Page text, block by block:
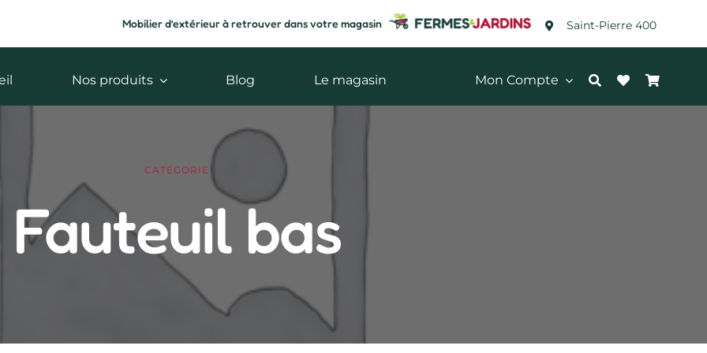
Mobilier d’extérieur à retrouver dans votre magasin Saint-Pierre 400
Nos produits Blog Le magasin Mon Compte
CATÉGORIE
Fauteuil bas